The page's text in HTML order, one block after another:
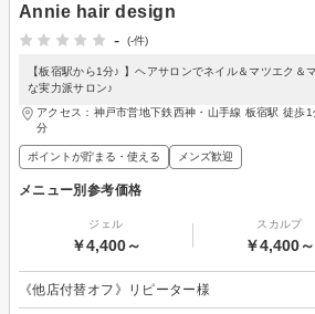
Annie hair design
-
(-件)
【板宿駅から1分♪ 】ヘアサロンでネイル＆マツエク
な実力派サロン♪
アクセス：神戸市営地下鉄西神・山手線 板宿駅 徒歩
分
ポイントが貯まる・使える メンズ歓迎
メニュー別参考価格
ジェル
￥4,400～
スカルプ
￥4,400～
《他店付替オフ》リピーター様